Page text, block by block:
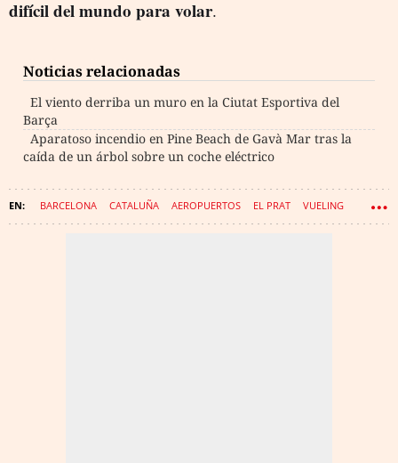
difícil del mundo para volar.
Noticias relacionadas
El viento derriba un muro en la Ciutat Esportiva del
Barça
Aparatoso incendio en Pine Beach de Gavà Mar tras la
caída de un árbol sobre un coche eléctrico
BARCELONA CATALUÑA AEROPUERTOS EL PRAT VUELING